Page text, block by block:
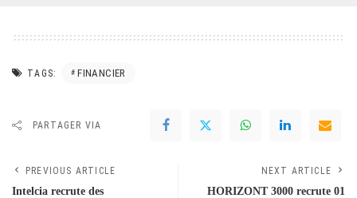
TAGS: FINANCIER
PARTAGER VIA
PREVIOUS ARTICLE
Intelcia recrute des
NEXT ARTICLE
HORIZONT 3000 recrute 01